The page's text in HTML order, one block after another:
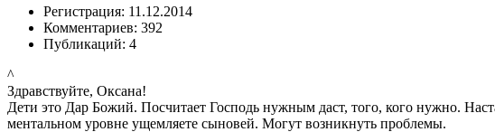
Регистрация: 11.12.2014
Комментариев: 392
Публикаций: 4
^
Здравствуйте, Оксана!
Дети это Дар Божий. Посчитает Господь нужным даст, того, кого нужно.
ментальном уровне ущемляете сыновей. Могут возникнуть проблемы.